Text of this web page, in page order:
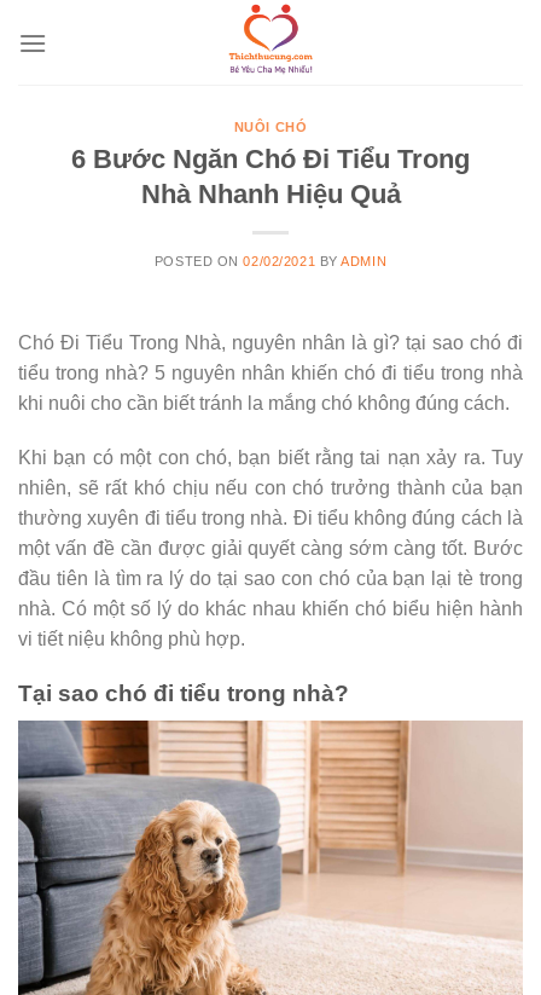
NUÔI CHÓ
6 Bước Ngăn Chó Đi Tiểu Trong
Nhà Nhanh Hiệu Quả
POSTED ON02/02/2021 BYADMIN
Chó Đi Tiểu Trong Nhà, nguyên nhân là gì? tại sao chó đi
tiểu trong nhà? 5 nguyên nhân khiến chó đi tiểu trong nhà
khi nuôi cho cần biết tránh la mắng chó không đúng cách.
Khi bạn có một con chó, bạn biết rằng tai nạn xảy ra. Tuy
nhiên, sẽ rất khó chịu nếu con chó trưởng thành của bạn
thường xuyên đi tiểu trong nhà. Đi tiểu không đúng cách là
một vấn đề cần được giải quyết càng sớm càng tốt. Bước
đầu tiên là tìm ra lý do tại sao con chó của bạn lại tè trong
nhà. Có một số lý do khác nhau khiến chó biểu hiện hành
vi tiết niệu không phù hợp.
Tại sao chó đi tiểu trong nhà?